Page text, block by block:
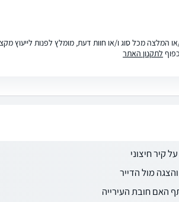
או המלצה מכל סוג ו/או חוות דעת, מומלץ לפנות לייעוץ
לתקנון האתר
קיר חיצוני
מול הדייר
האם חובת העירייה